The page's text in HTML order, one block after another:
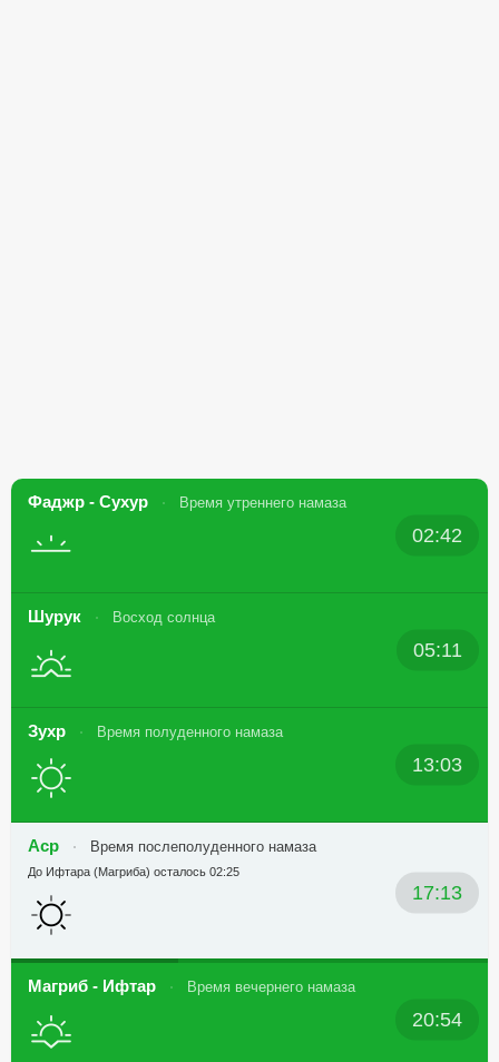
Фаджр - Сухур Время утреннего намаза
02:42
Шурук Восход солнца
05:11
Зухр Время полуденного намаза
13:03
Аср Время послеполуденного намаза
17:13
До Ифтара (Магриба) осталось 02:25
Магриб - Ифтар Время вечернего намаза
20:54